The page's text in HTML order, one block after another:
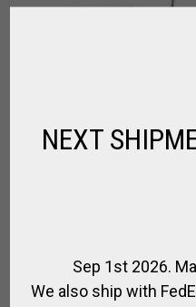
NEXT
Sep 1st 2026.
We also ship with